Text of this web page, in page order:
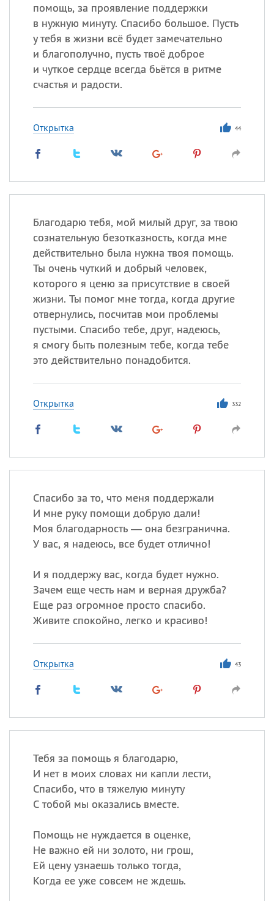
помощь, за проявление поддержки
в нужную минуту. Спасибо большое. Пусть
у тебя в жизни всё будет замечательно
и благополучно, пусть твоё доброе
и чуткое сердце всегда бьётся в ритме
счастья и радости.
Открытка 44
Благодарю тебя, мой милый друг, за твою
сознательную безотказность, когда мне
действительно была нужна твоя помощь.
Ты очень чуткий и добрый человек,
которого я ценю за присутствие в своей
жизни. Ты помог мне тогда, когда другие
отвернулись, посчитав мои проблемы
пустыми. Спасибо тебе, друг, надеюсь,
я смогу быть полезным тебе, когда тебе
это действительно понадобится.
Открытка 332
Спасибо за то, что меня поддержали
И мне руку помощи добрую дали!
Моя благодарность — она безгранична.
У вас, я надеюсь, все будет отлично!
И я поддержу вас, когда будет нужно.
Зачем еще честь нам и верная дружба?
Еще раз огромное просто спасибо.
Живите спокойно, легко и красиво!
Открытка 43
Тебя за помощь я благодарю,
И нет в моих словах ни капли лести,
Спасибо, что в тяжелую минуту
С тобой мы оказались вместе.
Помощь не нуждается в оценке,
Не важно ей ни золото, ни грош,
Ей цену узнаешь только тогда,
Когда ее уже совсем не ждешь.